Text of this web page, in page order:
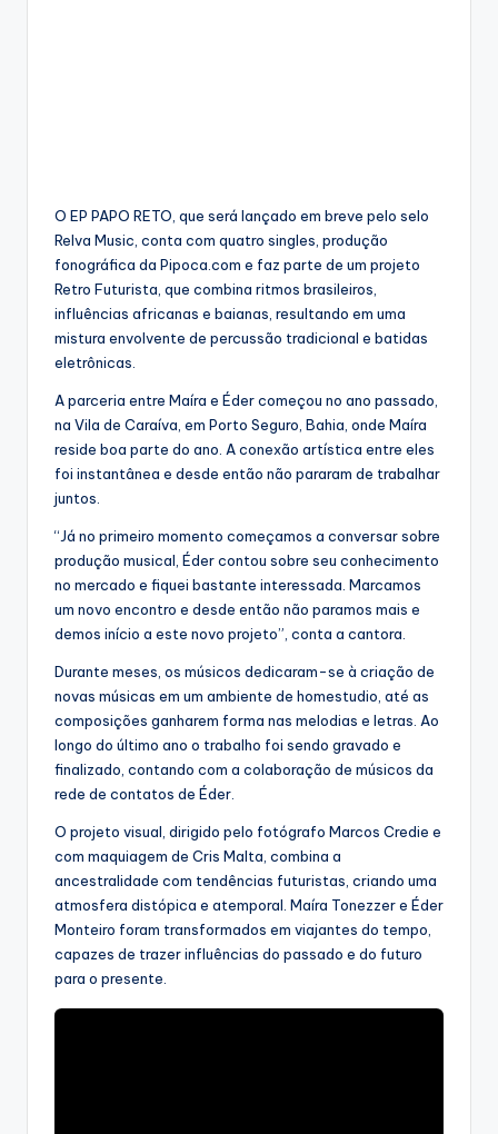
O EP PAPO RETO, que será lançado em breve pelo selo
Relva Music, conta com quatro singles, produção
fonográfica da Pipoca.com e faz parte de um projeto
Retro Futurista, que combina ritmos brasileiros,
influências africanas e baianas, resultando em uma
mistura envolvente de percussão tradicional e batidas
eletrônicas.
A parceria entre Maíra e Éder começou no ano passado,
na Vila de Caraíva, em Porto Seguro, Bahia, onde Maíra
reside boa parte do ano. A conexão artística entre eles
foi instantânea e desde então não pararam de trabalhar
juntos.
“Já no primeiro momento começamos a conversar sobre
produção musical, Éder contou sobre seu conhecimento
no mercado e fiquei bastante interessada. Marcamos
um novo encontro e desde então não paramos mais e
demos início a este novo projeto”, conta a cantora.
Durante meses, os músicos dedicaram-se à criação de
novas músicas em um ambiente de homestudio, até as
composições ganharem forma nas melodias e letras. Ao
longo do último ano o trabalho foi sendo gravado e
finalizado, contando com a colaboração de músicos da
rede de contatos de Éder.
O projeto visual, dirigido pelo fotógrafo Marcos Credie e
com maquiagem de Cris Malta, combina a
ancestralidade com tendências futuristas, criando uma
atmosfera distópica e atemporal. Maíra Tonezzer e Éder
Monteiro foram transformados em viajantes do tempo,
capazes de trazer influências do passado e do futuro
para o presente.